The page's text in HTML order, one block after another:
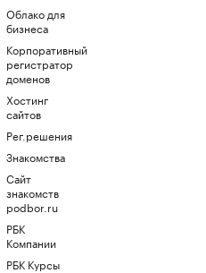
Облако для
бизнеса
Корпоративный
регистратор
доменов
Хостинг
сайтов
Рег.решения
Знакомства
Сайт
знакомств
podbor.ru
РБК
Компании
РБК Курсы